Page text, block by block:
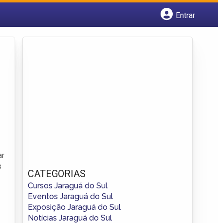
Entrar
CATEGORIAS
Cursos Jaraguá do Sul
Eventos Jaraguá do Sul
Exposição Jaraguá do Sul
Notícias Jaraguá do Sul